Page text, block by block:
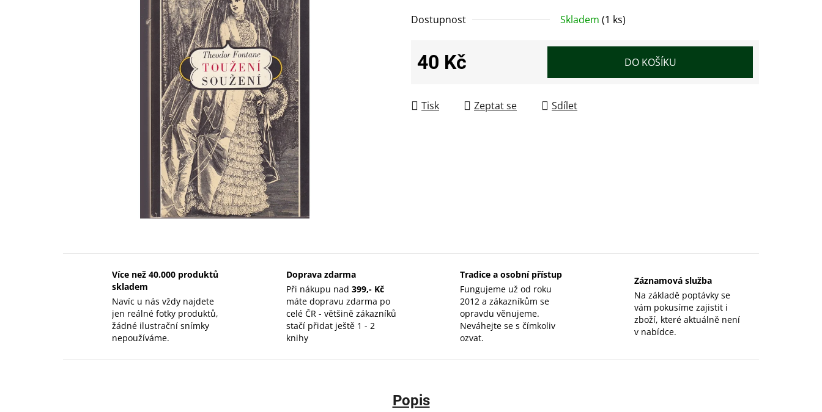
Dostupnost Skladem (1 ks)
40 Kč DO KOŠÍKU
Tisk Zeptat se Sdílet
Více než 40.000 produktů
skladem
Navíc u nás vždy najdete
jen reálné fotky produktů,
žádné ilustrační snímky
nepoužíváme.
Doprava zdarma
Při nákupu nad 399,- Kč
máte dopravu zdarma po
celé ČR - většině zákazníků
stačí přidat ještě 1 - 2
knihy
Tradice a osobní přístup
Fungujeme už od roku
2012 a zákazníkům se
opravdu věnujeme.
Neváhejte se s čímkoliv
ozvat.
Záznamová služba
Na základě poptávky se
vám pokusíme zajistit i
zboží, které aktuálně není
v nabídce.
Popis